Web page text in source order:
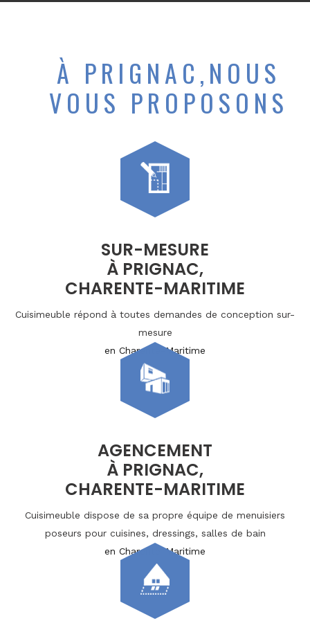
À PRIGNAC,NOUS
VOUS PROPOSONS
SUR-MESURE
À PRIGNAC,
CHARENTE-MARITIME
Cuisimeuble répond à toutes demandes de conception sur-
mesure
en Charente-Maritime
AGENCEMENT
À PRIGNAC,
CHARENTE-MARITIME
Cuisimeuble dispose de sa propre équipe de menuisiers
poseurs pour cuisines, dressings, salles de bain
en Charente-Maritime